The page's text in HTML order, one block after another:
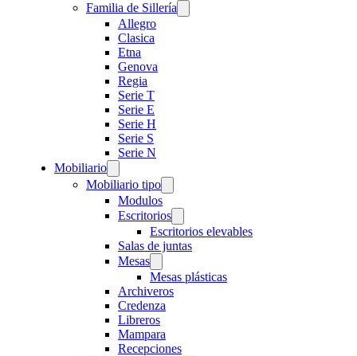
Familia de Sillería
Allegro
Clasica
Etna
Genova
Regia
Serie T
Serie E
Serie H
Serie S
Serie N
Mobiliario
Mobiliario tipo
Modulos
Escritorios
Escritorios elevables
Salas de juntas
Mesas
Mesas plásticas
Archiveros
Credenza
Libreros
Mampara
Recepciones